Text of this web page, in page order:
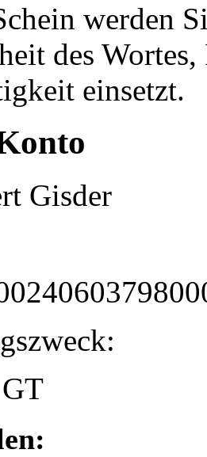
werden
des
einsetzt.
Gisder